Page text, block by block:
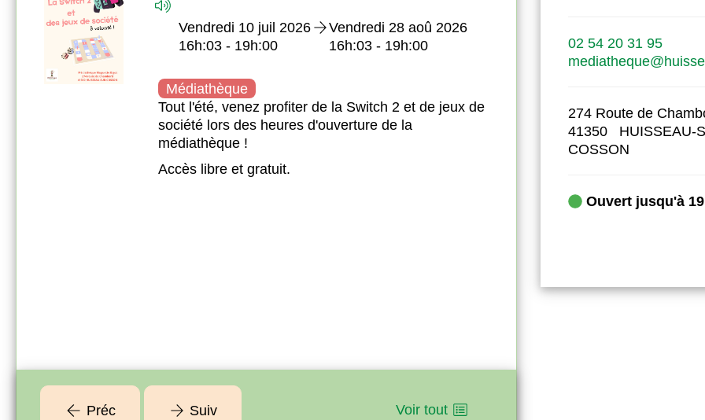
Vendredi 10 juil 2026
16h:03 - 19h:00
Vendredi 28 aoû 2026
16h:03 - 19h:00
Médiathèque
Tout l'été, venez profiter de la Switch 2 et de jeux de
société lors des heures d'ouverture de la
médiathèque !
Accès libre et gratuit.
Jardin du
La Cie Coriace
tournée à vélo
Ils vous
Préc Suiv Voir tout
02 54 20 31 95
274 Route de Chambord
41350 HUISSEAU-SUR-
COSSON
02 54 20 31 95
274 Route de
41350 HUISSEAU-
COSSON
Ouvert jusqu'à